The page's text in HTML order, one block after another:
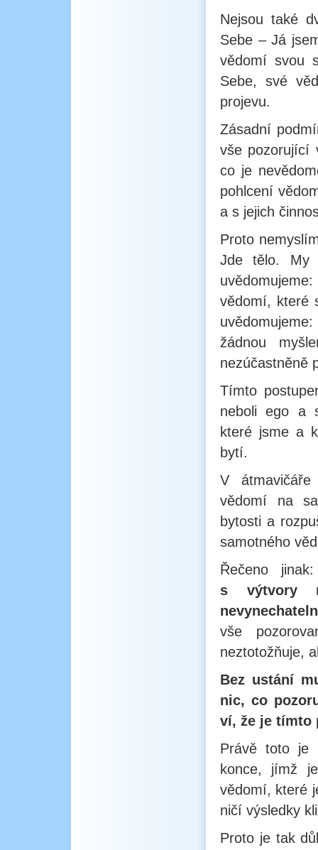
Nejsou také
Sebe – Já
vědomí svou
Sebe, své
projevu.
Zásadní
vše pozorující
co je
pohlcení
a s jejich
Proto
Jde tělo. My
vědomí, které
žádnou
nezúčastněně
Tímto
neboli ego a
které jsme a
bytí.
V
vědomí na
bytosti a
samotného
Řečeno
s výtvory
vše
neztotožňuje,
Bez ustání
nic, co
ví, že je tímto
Právě toto je
konce, jímž
vědomí, které
ničí výsledky
Proto je tak